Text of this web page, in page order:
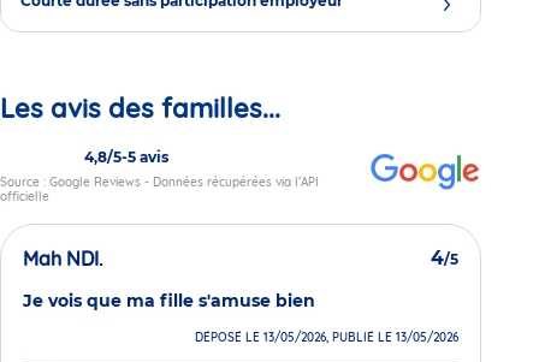
Les avis des familles...
4,8/5-5 avis
Source : Google Reviews - Données récupérées via l’API
officielle
Mah NDI. 4/5
Je vois que ma fille s'amuse bien
DÉPOSÉ LE 13/05/2026, PUBLIÉ LE 13/05/2026